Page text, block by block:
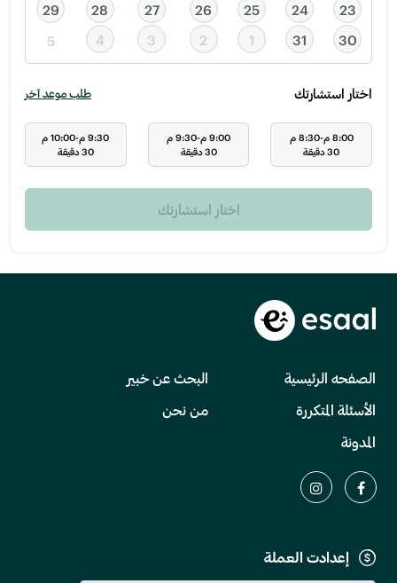
23
24
25
26
27
28
29
30
31
1
2
3
4
5
اختار استشارتك طلب موعد آخر
8:00 م-8:30 م
30 دقيقة
9:00 م-9:30 م
30 دقيقة
9:30 م-10:00 م
30 دقيقة
اختار استشارتك
الصفحه الرئيسية
البحث عن خبير
الأسئلة المتكررة
من نحن
المدونة
إعدادت العملة